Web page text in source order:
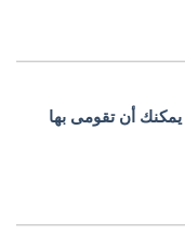
أن تقومى بها